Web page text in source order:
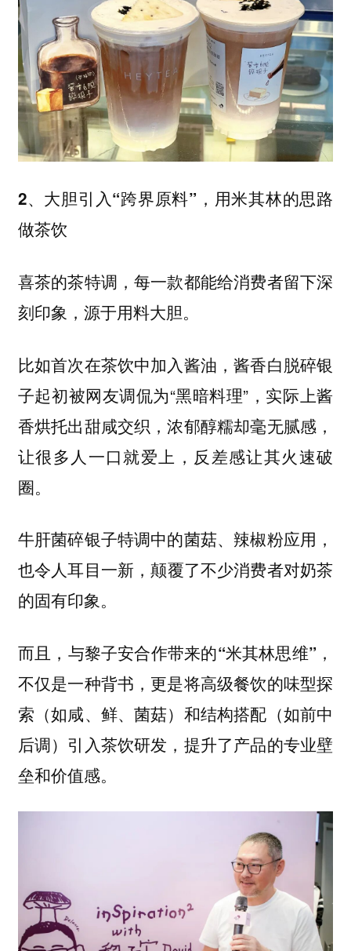
2、大胆引入“跨界原料”，用米其林的思路
做茶饮
喜茶的茶特调，每一款都能给消费者留下深
刻印象， 源于用料大胆。
比如首次在茶饮中加入酱油 ，酱香白脱碎银
子起初被网友调侃为“黑暗料理”，实际上酱
香烘托出甜咸交织，浓郁醇糯却毫无腻感，
让很多人一口就爱上，反差感让其火速破
圈。
牛肝菌碎银子特调中的菌菇、辣椒粉应用，
也令人耳目一新 ，颠覆了不少消费者对奶茶
的固有印象。
而且， 与黎子安合作带来的“米其林思维” ，
不仅是一种背书，更是将高级餐饮的味型探
索（如咸、鲜、菌菇）和结构搭配（如前中
后调）引入茶饮研发，提升了产品的专业壁
垒和价值感。